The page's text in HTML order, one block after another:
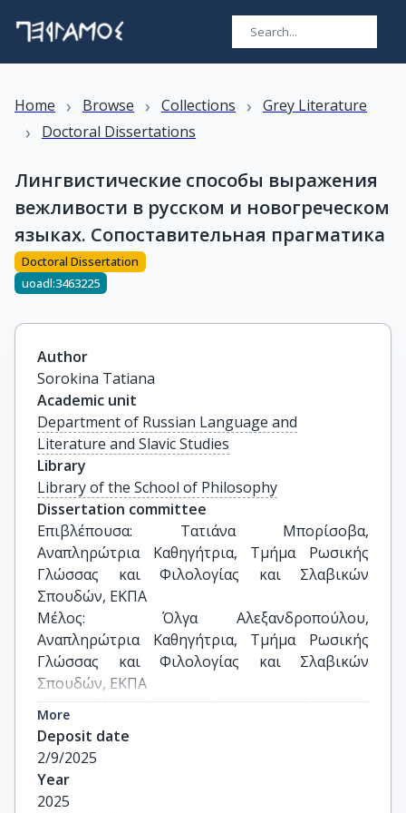
Home › Browse › Collections › Grey Literature
› Doctoral Dissertations
Лингвистические способы выражения
вежливости в русском и новогреческом
языках. Сопоставительная прагматика
Doctoral Dissertation
uoadl:3463225
Author
Sorokina Tatiana
Academic unit
Department of Russian Language and
Literature and Slavic Studies
Library
Library of the School of Philosophy
Dissertation committee
Επιβλέπουσα: Τατιάνα Μπορίσοβα,
Αναπληρώτρια Καθηγήτρια, Τμήμα Ρωσικής
Γλώσσας και Φιλολογίας και Σλαβικών
Σπουδών, ΕΚΠΑ
Μέλος:  Όλγα Αλεξανδροπούλου,
Αναπληρώτρια Καθηγήτρια, Τμήμα Ρωσικής
Γλώσσας και Φιλολογίας και Σλαβικών
Σπουδών, ΕΚΠΑ
Τμήμα Ρωσικής Γλώσσας και Φιλολογίας και
Σλαβικών Σπουδών, ΕΚΠΑ
Μέλος: Sergejus Temčinas Καθηγητής, Τμήμα
Ρωσικής Γλώσσας και Φιλολογίας και Σλαβικών
More
Deposit date
2/9/2025
Year
2025